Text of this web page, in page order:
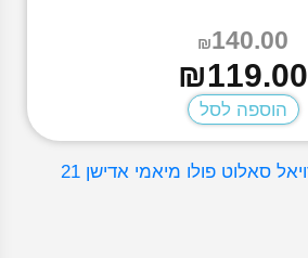
₪140.00
המחיר
המקורי
היה:
₪140.00.
₪119.00המחיר
הנוכחי
הוא:
₪119.00.
הוספה לסל